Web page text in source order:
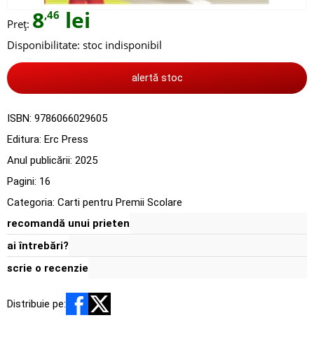
Preț: 8,46 lei
Disponibilitate: stoc indisponibil
alertă stoc
ISBN: 9786066029605
Editura: Erc Press
Anul publicării: 2025
Pagini: 16
Categoria: Carti pentru Premii Scolare
recomandă unui prieten
ai întrebări?
scrie o recenzie
Distribuie pe: